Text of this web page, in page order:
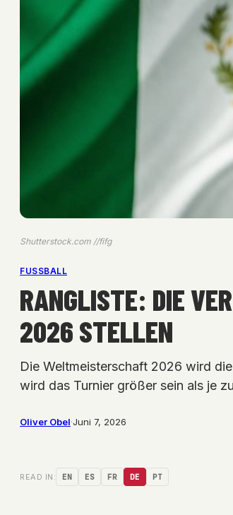
Shutterstock.com //fifg
FUSSBALL
RANGLISTE: DIE
2026 STELLEN
Die Weltmeisterschaft 2026 wird
wird das Turnier größer sein als je
Oliver Obel·Juni 7, 2026
READ IN: EN ES FR DE PT